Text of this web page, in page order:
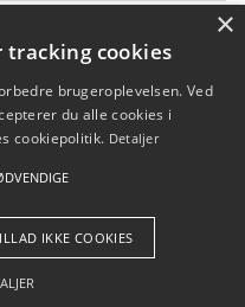
hos en køreskole i
Aps
×
cookies
brugeroplevelsen. Ved
du alle cookies i
cookiepolitik. Detaljer
IKKE COOKIES